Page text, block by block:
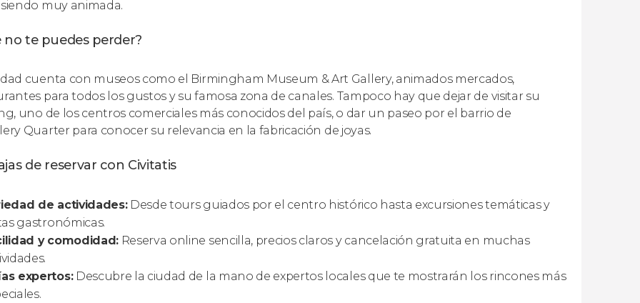
muy animada.
no te puedes perder?
cuenta con museos como el Birmingham Museum & Art Gallery, animados mercados,
para todos los gustos y su famosa zona de canales. Tampoco hay que dejar de visitar su
uno de los centros comerciales más conocidos del país, o dar un paseo por el barrio de
Quarter para conocer su relevancia en la fabricación de joyas.
de reservar con Civitatis
de actividades:Desde tours guiados por el centro histórico hasta excursiones temáticas y
gastronómicas.
y comodidad:Reserva online sencilla, precios claros y cancelación gratuita en muchas
expertos:Descubre la ciudad de la mano de expertos locales que te mostrarán los rincones más